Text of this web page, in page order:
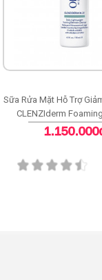
Sữa Rửa Mặt Hỗ Trợ
CLENZIderm
Cleanser